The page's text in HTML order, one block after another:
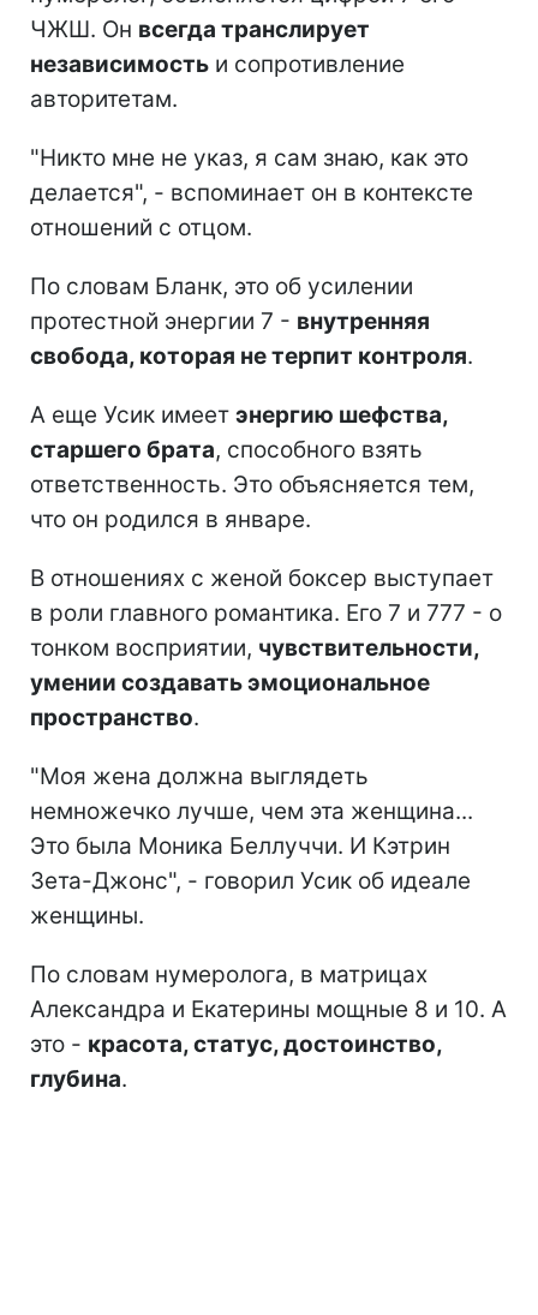
ЧЖШ. Он всегда транслирует
независимость и сопротивление
авторитетам.
"Никто мне не указ, я сам знаю, как это
делается", - вспоминает он в контексте
отношений с отцом.
По словам Бланк, это об усилении
протестной энергии 7 - внутренняя
свобода, которая не терпит контроля.
А еще Усик имеет энергию шефства,
старшего брата, способного взять
ответственность. Это объясняется тем,
что он родился в январе.
В отношениях с женой боксер выступает
в роли главного романтика. Его 7 и 777 - о
тонком восприятии, чувствительности,
умении создавать эмоциональное
пространство.
"Моя жена должна выглядеть
немножечко лучше, чем эта женщина...
Это была Моника Беллуччи. И Кэтрин
Зета-Джонс", - говорил Усик об идеале
женщины.
По словам нумеролога, в матрицах
Александра и Екатерины мощные 8 и 10. А
это - красота, статус, достоинство,
глубина.